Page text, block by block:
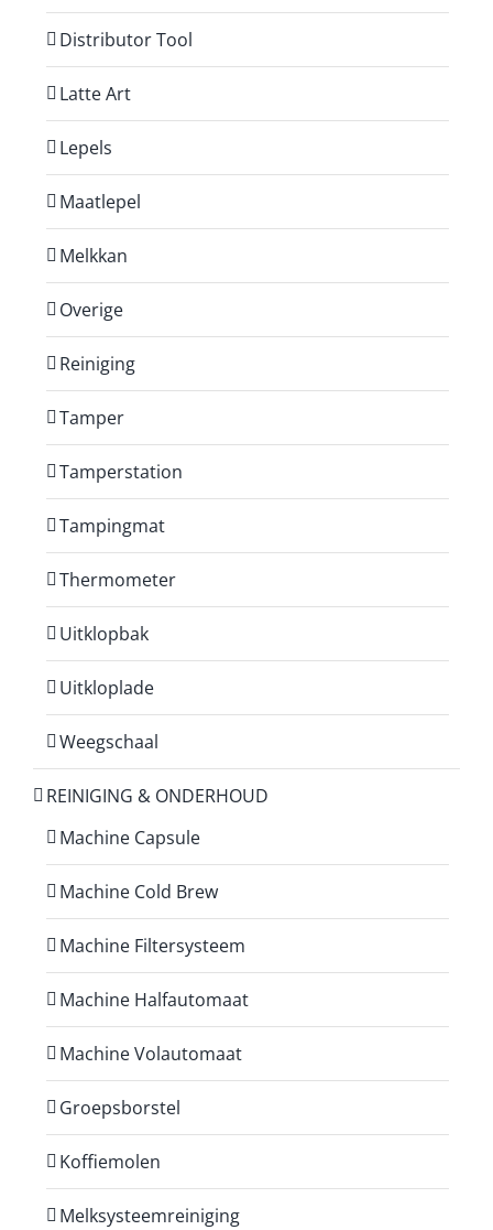
Distributor Tool
Latte Art
Lepels
Maatlepel
Melkkan
Overige
Reiniging
Tamper
Tamperstation
Tampingmat
Thermometer
Uitklopbak
Uitkloplade
Weegschaal
REINIGING & ONDERHOUD
Machine Capsule
Machine Cold Brew
Machine Filtersysteem
Machine Halfautomaat
Machine Volautomaat
Groepsborstel
Koffiemolen
Melksysteemreiniging